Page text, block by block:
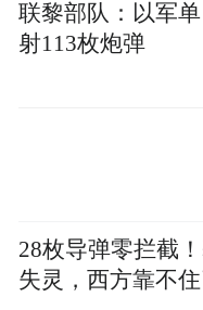
及行政费用同比下
这并非意味着蔚
联黎部队：以军
射113枚炮弹
28枚导弹零拦截
失灵，西方靠不住